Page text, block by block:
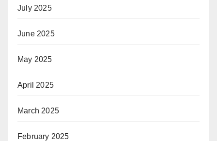
July 2025
June 2025
May 2025
April 2025
March 2025
February 2025